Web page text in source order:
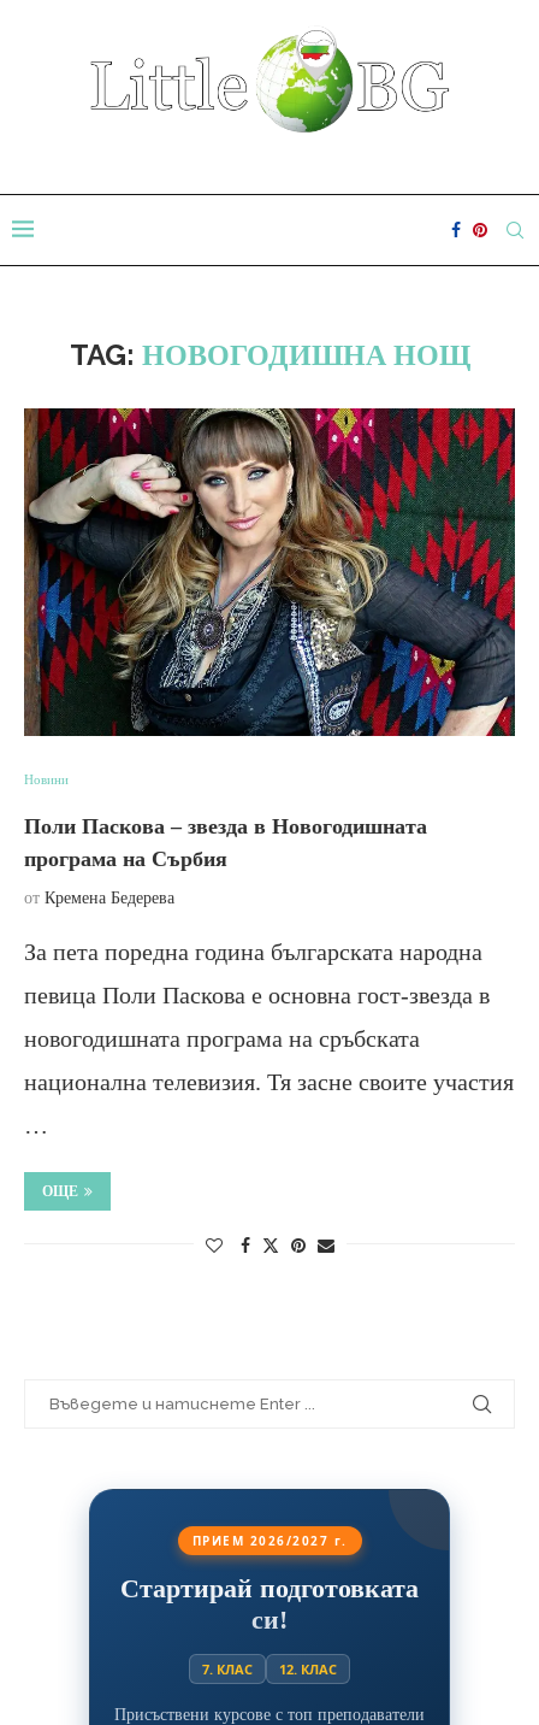
TAG: НОВОГОДИШНА НОЩ
Новини
Поли Паскова – звезда в Новогодишната
програма на Сърбия
от Кремена Бедерева
За пета поредна година българската народна
певица Поли Паскова е основна гост-звезда в
новогодишната програма на сръбската
национална телевизия. Тя засне своите участия
…
ОЩЕ
ПРИЕМ 2026/2027 г.
Стартирай подготовката
си!
7. КЛАС 12. КЛАС
Присъствени курсове с топ преподаватели